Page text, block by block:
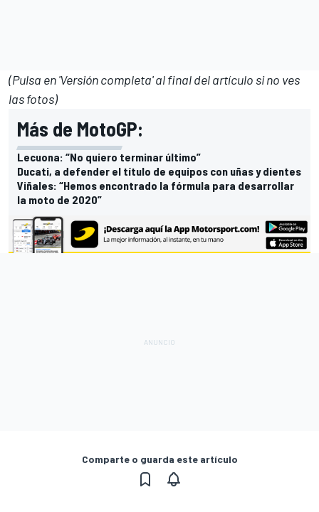
(Pulsa en 'Versión completa' al final del artículo si no ves
las fotos)
Más de MotoGP:
Lecuona: “No quiero terminar último”
Ducati, a defender el título de equipos con uñas y dientes
Viñales: “Hemos encontrado la fórmula para desarrollar
la moto de 2020”
Comparte o guarda este artículo